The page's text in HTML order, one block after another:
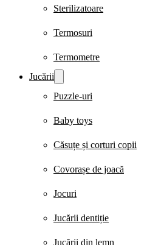
Sterilizatoare
Termosuri
Termometre
Jucării
Puzzle-uri
Baby toys
Căsuțe și corturi copii
Covorașe de joacă
Jocuri
Jucării dentiție
Jucării din lemn